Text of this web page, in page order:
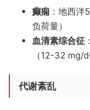
癫痫 ：地西
负荷量）
血清素综合征
（12-32 mg/d
代谢紊乱